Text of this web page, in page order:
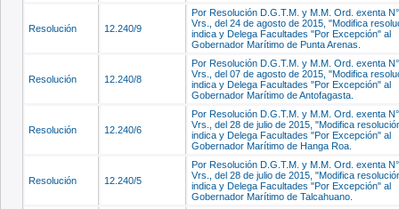
Resolución 12.240/9
Por Resolución D.G.T.M. y M.M. Ord. exenta
Vrs., del 24 de agosto de 2015, "Modifica
indica y Delega Facultades "Por Excepción" al
Gobernador Marítimo de Punta Arenas.
Resolución 12.240/8
Por Resolución D.G.T.M. y M.M. Ord. exenta
Vrs., del 07 de agosto de 2015, "Modifica
indica y Delega Facultades "Por Excepción" al
Gobernador Marítimo de Antofagasta.
Resolución 12.240/6
Por Resolución D.G.T.M. y M.M. Ord. exenta
Vrs., del 28 de julio de 2015, "Modifica
indica y Delega Facultades "Por Excepción" al
Gobernador Marítimo de Hanga Roa.
Resolución 12.240/5
Por Resolución D.G.T.M. y M.M. Ord. exenta
Vrs., del 28 de julio de 2015, "Modifica
indica y Delega Facultades "Por Excepción" al
Gobernador Marítimo de Talcahuano.